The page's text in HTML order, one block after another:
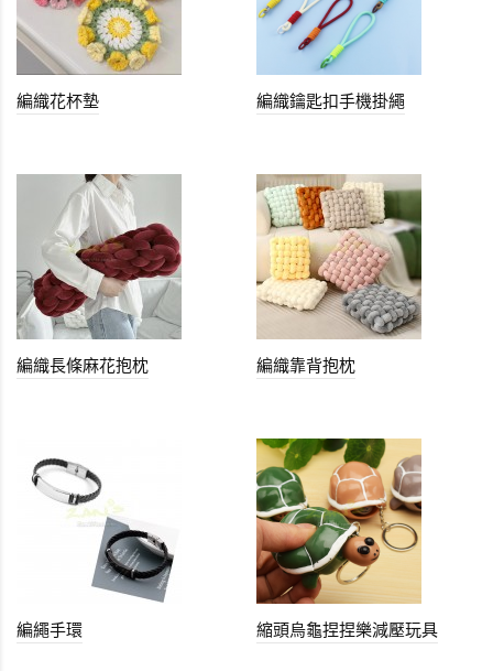
編織花杯墊 編織鑰匙扣手機掛繩
編織長條麻花抱枕 編織靠背抱枕
編繩手環 縮頭烏龜捏捏樂減壓玩具